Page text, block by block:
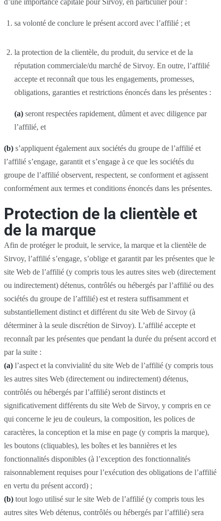
d’une importance capitale pour Sirvoy, en particulier pour :
sa volonté de conclure le présent accord avec l’affilié ; et
la protection de la clientèle, du produit, du service et de la
réputation commerciale/du marché de Sirvoy. En outre, l’affilié
accepte et reconnaît que tous les engagements, promesses,
obligations, garanties et restrictions énoncés dans les présentes :
(a)seront respectées rapidement, dûment et avec diligence par
l’affilié, et
(b) s’appliquent également aux sociétés du groupe de l’affilié et
l’affilié s’engage, garantit et s’engage à ce que les sociétés du
groupe de l’affilié observent, respectent, se conforment et agissent
conformément aux termes et conditions énoncés dans les présentes.
Protection de la clientèle et
de la marque
Afin de protéger le produit, le service, la marque et la clientèle de
Sirvoy, l’affilié s’engage, s’oblige et garantit par les présentes que le
site Web de l’affilié (y compris tous les autres sites web (directement
ou indirectement) détenus, contrôlés ou hébergés par l’affilié ou des
sociétés du groupe de l’affilié) est et restera suffisamment et
substantiellement distinct et différent du site Web de Sirvoy (à
déterminer à la seule discrétion de Sirvoy). L’affilié accepte et
reconnaît par les présentes que pendant la durée du présent accord et
par la suite :
(a) l’aspect et la convivialité du site Web de l’affilié (y compris tous
les autres sites Web (directement ou indirectement) détenus,
contrôlés ou hébergés par l’affilié) seront distincts et
significativement différents du site Web de Sirvoy, y compris en ce
qui concerne le jeu de couleurs, la composition, les polices de
caractères, la conception et la mise en page (y compris la marque),
les boutons (cliquables), les boîtes et les bannières et les
fonctionnalités disponibles (à l’exception des fonctionnalités
raisonnablement requises pour l’exécution des obligations de l’affilié
en vertu du présent accord) ;
(b) tout logo utilisé sur le site Web de l’affilié (y compris tous les
autres sites Web détenus, contrôlés ou hébergés par l’affilié) sera